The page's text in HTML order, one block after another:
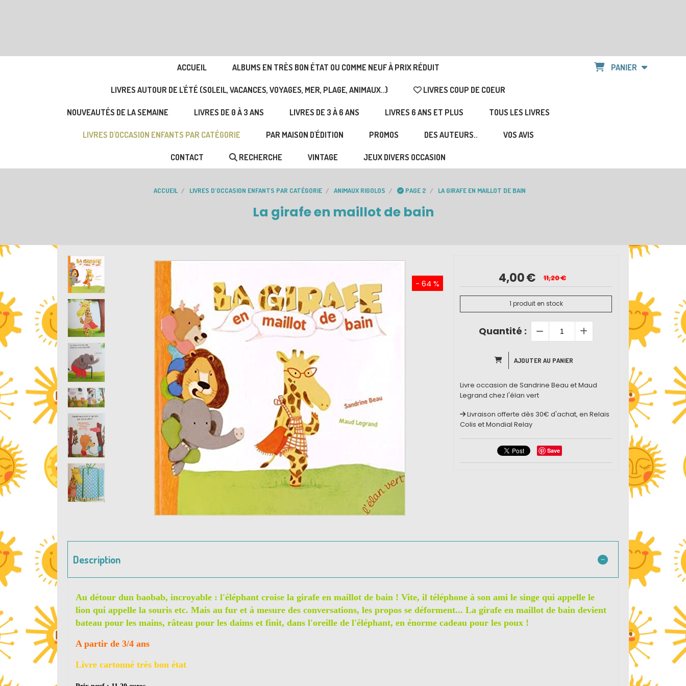
ACCUEIL ALBUMS EN TRÈS BON ÉTAT OU COMME NEUF À PRIX RÉDUIT
LIVRES AUTOUR DE L'ÉTÉ (SOLEIL, VACANCES, VOYAGES, MER, PLAGE, ANIMAUX..) LIVRES COUP DE COEUR
NOUVEAUTÉS DE LA SEMAINE LIVRES DE 0 À 3 ANS LIVRES DE 3 À 6 ANS LIVRES 6 ANS ET PLUS TOUS LES LIVRES
LIVRES D'OCCASION ENFANTS PAR CATÉGORIE PAR MAISON D'ÉDITION PROMOS DES AUTEURS.. VOS AVIS
CONTACT RECHERCHE VINTAGE JEUX DIVERS OCCASION
PANIER
ACCUEIL LIVRES D'OCCASION ENFANTS PAR CATÉGORIE ANIMAUX RIGOLOS PAGE 2 LA GIRAFE EN MAILLOT DE BAIN
La girafe en maillot de bain
- 64 % 4,00€ 11,20€
1 produit en stock
Quantité :
AJOUTER AU PANIER
Livre occasion de Sandrine Beau et Maud
Legrand chez l'élan vert
Livraison offerte dès 30€ d'achat, en Relais
Colis et Mondial Relay
Save
Description
Au détour dun baobab, incroyable : l'éléphant croise la girafe en maillot de bain ! Vite, il téléphone à son ami le singe qui appelle le
lion qui appelle la souris etc. Mais au fur et à mesure des conversations, les propos se déforment... La girafe en maillot de bain devient
bateau pour les mains, râteau pour les daims et finit, dans l'oreille de l'éléphant, en énorme cadeau pour les poux !
A partir de 3/4 ans
Livre cartonné très bon état